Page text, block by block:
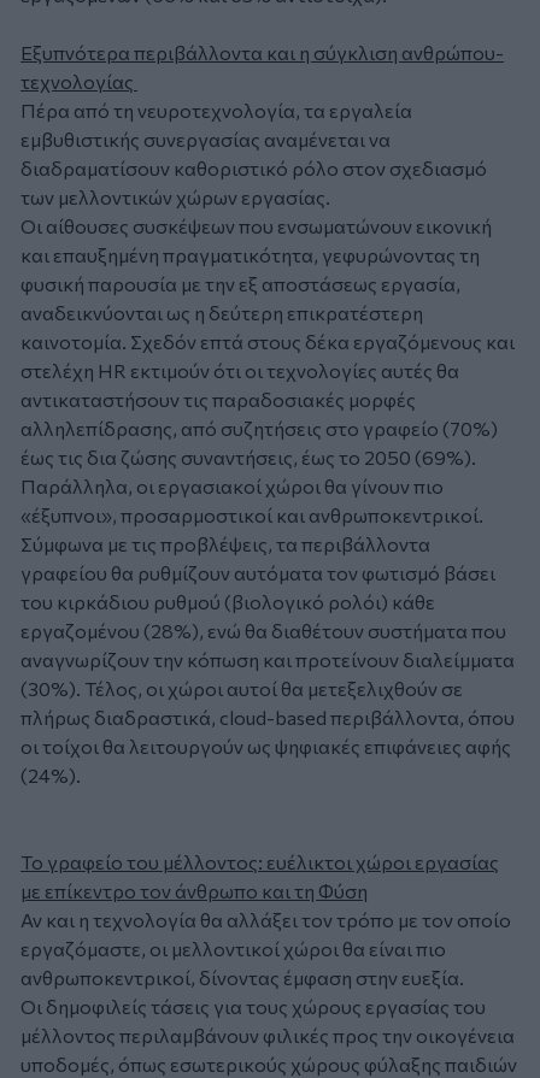
Εξυπνότερα περιβάλλοντα και η σύγκλιση ανθρώπου-
τεχνολογίας
Πέρα από τη νευροτεχνολογία, τα εργαλεία
εμβυθιστικής συνεργασίας αναμένεται να
διαδραματίσουν καθοριστικό ρόλο στον σχεδιασμό
των μελλοντικών χώρων εργασίας.
Οι αίθουσες συσκέψεων που ενσωματώνουν εικονική
και επαυξημένη πραγματικότητα, γεφυρώνοντας τη
φυσική παρουσία με την εξ αποστάσεως εργασία,
αναδεικνύονται ως η δεύτερη επικρατέστερη
καινοτομία. Σχεδόν επτά στους δέκα εργαζόμενους και
στελέχη HR εκτιμούν ότι οι τεχνολογίες αυτές θα
αντικαταστήσουν τις παραδοσιακές μορφές
αλληλεπίδρασης, από συζητήσεις στο γραφείο (70%)
έως τις δια ζώσης συναντήσεις, έως το 2050 (69%).
Παράλληλα, οι εργασιακοί χώροι θα γίνουν πιο
«έξυπνοι», προσαρμοστικοί και ανθρωποκεντρικοί.
Σύμφωνα με τις προβλέψεις, τα περιβάλλοντα
γραφείου θα ρυθμίζουν αυτόματα τον φωτισμό βάσει
του κιρκάδιου ρυθμού (βιολογικό ρολόι) κάθε
εργαζομένου (28%), ενώ θα διαθέτουν συστήματα που
αναγνωρίζουν την κόπωση και προτείνουν διαλείμματα
(30%). Τέλος, οι χώροι αυτοί θα μετεξελιχθούν σε
πλήρως διαδραστικά, cloud-based περιβάλλοντα, όπου
οι τοίχοι θα λειτουργούν ως ψηφιακές επιφάνειες αφής
(24%).
Το γραφείο του μέλλοντος: ευέλικτοι χώροι εργασίας
με επίκεντρο τον άνθρωπο και τη Φύση
Αν και η τεχνολογία θα αλλάξει τον τρόπο με τον οποίο
εργαζόμαστε, οι μελλοντικοί χώροι θα είναι πιο
ανθρωποκεντρικοί, δίνοντας έμφαση στην ευεξία.
Οι δημοφιλείς τάσεις για τους χώρους εργασίας του
μέλλοντος περιλαμβάνουν φιλικές προς την οικογένεια
υποδομές, όπως εσωτερικούς χώρους φύλαξης παιδιών